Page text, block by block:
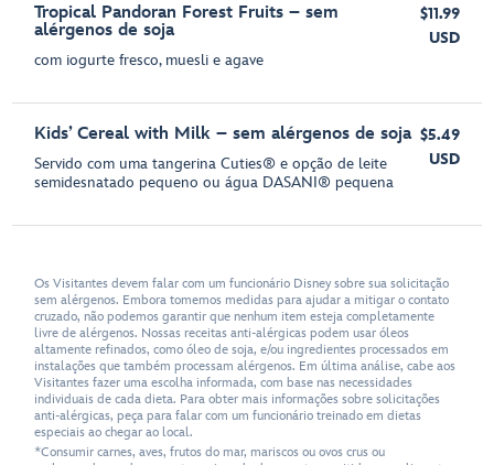
Tropical Pandoran Forest Fruits – sem
alérgenos de soja
com iogurte fresco, muesli e agave
$11.99
USD
Kids’ Cereal with Milk – sem alérgenos de soja
Servido com uma tangerina Cuties® e opção de leite
semidesnatado pequeno ou água DASANI® pequena
$5.49
USD
Os Visitantes devem falar com um funcionário Disney sobre sua solicitação
sem alérgenos. Embora tomemos medidas para ajudar a mitigar o contato
cruzado, não podemos garantir que nenhum item esteja completamente
livre de alérgenos. Nossas receitas anti-alérgicas podem usar óleos
altamente refinados, como óleo de soja, e/ou ingredientes processados em
instalações que também processam alérgenos. Em última análise, cabe aos
Visitantes fazer uma escolha informada, com base nas necessidades
individuais de cada dieta. Para obter mais informações sobre solicitações
anti-alérgicas, peça para falar com um funcionário treinado em dietas
especiais ao chegar ao local.
*Consumir carnes, aves, frutos do mar, mariscos ou ovos crus ou